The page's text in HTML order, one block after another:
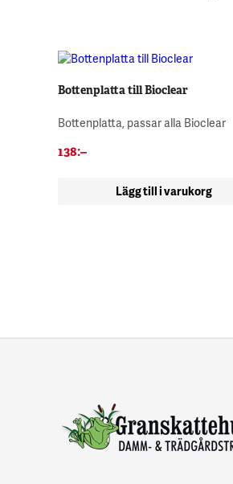
Bottenplatta till Bioclear
Bottenplatta, passar alla Bioclear
138:–
Lägg till i varukorg